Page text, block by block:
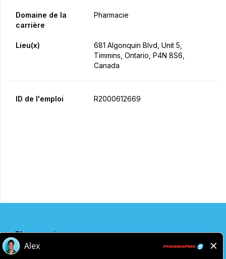
Domaine de la
carrière
Pharmacie
Lieu(x)
681 Algonquin Blvd, Unit 5,
Timmins, Ontario, P4N 8S6,
Canada
ID de l'emploi R2000612669
Pharmaprix
Adresse de l'entreprise